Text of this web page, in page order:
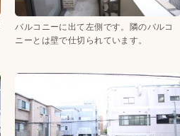
バルコニーに出て左側です。隣のバルコ
ニーとは壁で仕切られています。